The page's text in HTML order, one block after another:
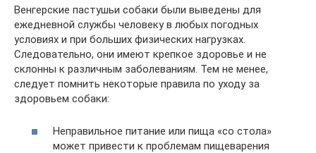
Венгерские пастушьи собаки были выведены для
ежедневной службы человеку в любых погодных
условиях и при больших физических нагрузках.
Следовательно, они имеют крепкое здоровье и не
склонны к различным заболеваниям. Тем не менее,
следует помнить некоторые правила по уходу за
здоровьем собаки:
Неправильное питание или пища «со стола»
может привести к проблемам пищеварения